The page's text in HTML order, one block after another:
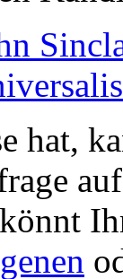
hat,